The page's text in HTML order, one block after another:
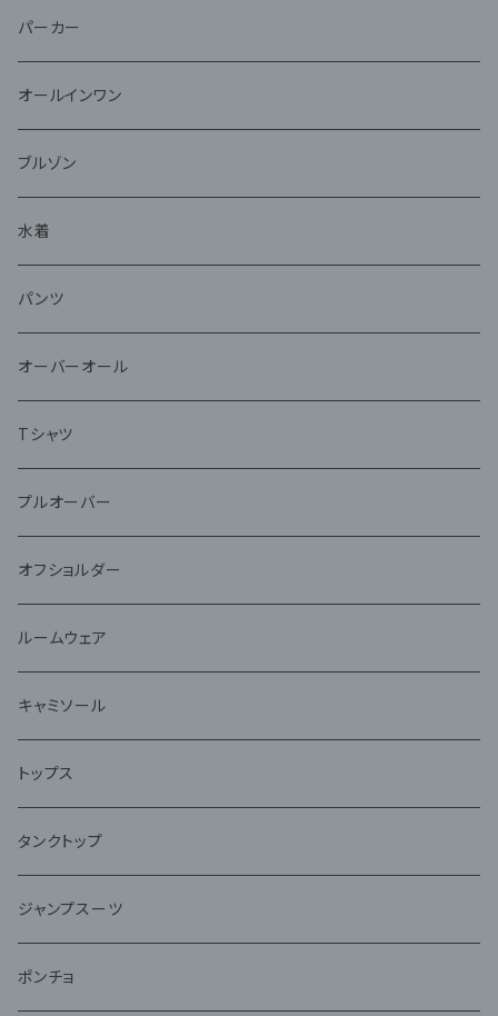
パーカー
オールインワン
ブルゾン
水着
パンツ
オーバーオール
Tシャツ
プルオーバー
オフショルダー
ルームウェア
キャミソール
トップス
タンクトップ
ジャンプスーツ
ポンチョ